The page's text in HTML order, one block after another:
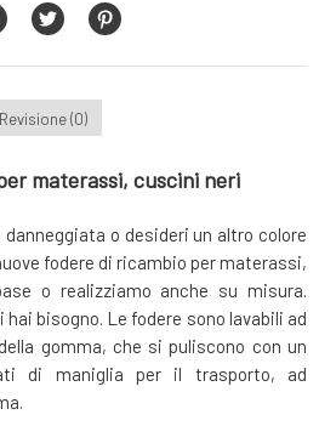
Revisione (0)
materassi, cuscini neri
o desideri un altro colore
fodere di ricambio per materassi,
o realizziamo anche su misura.
bisogno. Le fodere sono lavabili ad
gomma, che si puliscono con un
di maniglia per il trasporto, ad